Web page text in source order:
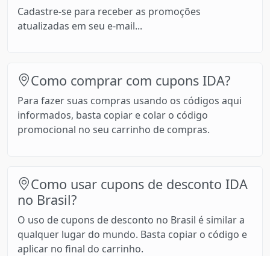
Cadastre-se para receber as promoções
atualizadas em seu e-mail...
Como comprar com cupons IDA?
Para fazer suas compras usando os códigos aqui
informados, basta copiar e colar o código
promocional no seu carrinho de compras.
Como usar cupons de desconto IDA
no Brasil?
O uso de cupons de desconto no Brasil é similar a
qualquer lugar do mundo. Basta copiar o código e
aplicar no final do carrinho.